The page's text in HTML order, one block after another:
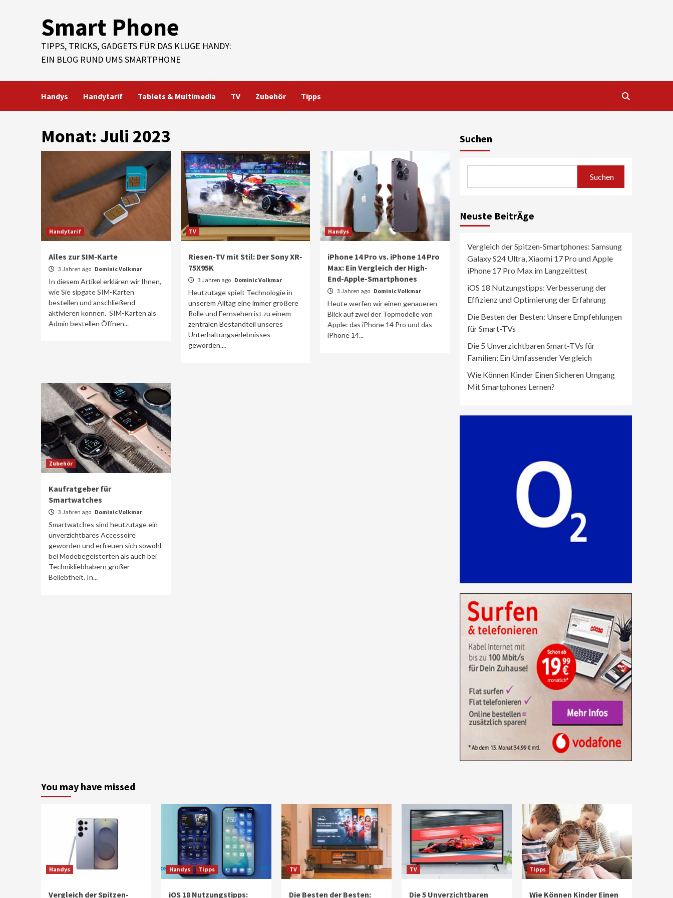
Smart Phone
TIPPS, TRICKS, GADGETS FÜR DAS KLUGE HANDY:
EIN BLOG RUND UMS SMARTPHONE
Handys Handytarif Tablets & Multimedia TV Zubehör Tipps
Monat: Juli 2023
Handytarif
Alles zur SIM-Karte
3 Jahren ago Dominic Volkmar
In diesem Artikel erklären wir Ihnen,
wie Sie sipgate SIM-Karten
bestellen und anschließend
aktivieren können. SIM-Karten als
Admin bestellen Öffnen...
TV
Riesen-TV mit Stil: Der Sony XR-
75X95K
3 Jahren ago Dominic Volkmar
Heutzutage spielt Technologie in
unserem Alltag eine immer größere
Rolle und Fernsehen ist zu einem
zentralen Bestandteil unseres
Unterhaltungserlebnisses
geworden....
Handys
iPhone 14 Pro vs. iPhone 14 Pro
Max: Ein Vergleich der High-
End-Apple-Smartphones
3 Jahren ago Dominic Volkmar
Heute werfen wir einen genaueren
Blick auf zwei der Topmodelle von
Apple: das iPhone 14 Pro und das
iPhone 14...
Zubehör
Kaufratgeber für
Smartwatches
3 Jahren ago Dominic Volkmar
Smartwatches sind heutzutage ein
unverzichtbares Accessoire
geworden und erfreuen sich sowohl
bei Modebegeisterten als auch bei
Technikliebhabern großer
Beliebtheit. In...
Suchen
Suchen
Neuste BeitrÄge
Vergleich der Spitzen-Smartphones: Samsung
Galaxy S24 Ultra, Xiaomi 17 Pro und Apple
iPhone 17 Pro Max im Langzeittest
iOS 18 Nutzungstipps: Verbesserung der
Effizienz und Optimierung der Erfahrung
Die Besten der Besten: Unsere Empfehlungen
für Smart-TVs
Die 5 Unverzichtbaren Smart-TVs für
Familien: Ein Umfassender Vergleich
Wie Können Kinder Einen Sicheren Umgang
Mit Smartphones Lernen?
You may have missed
Handys
Vergleich der Spitzen-
Handys Tipps
iOS 18 Nutzungstipps:
TV
Die Besten der Besten:
TV
Die 5 Unverzichtbaren
Tipps
Wie Können Kinder Einen